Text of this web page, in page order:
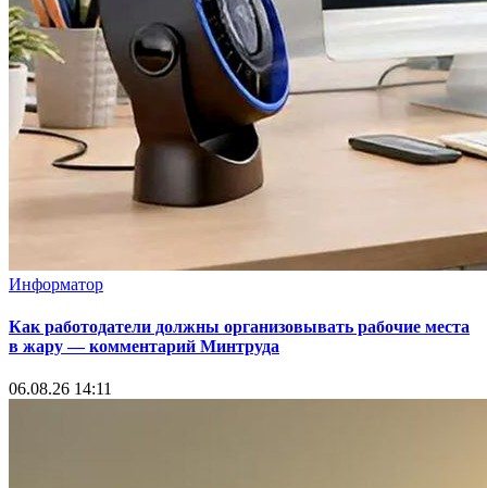
Информатор
Как работодатели должны организовывать рабочие места
в жару — комментарий Минтруда
06.08.26 14:11